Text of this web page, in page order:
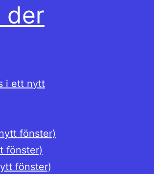
der
i ett nytt
fönster)
fönster)
fönster)